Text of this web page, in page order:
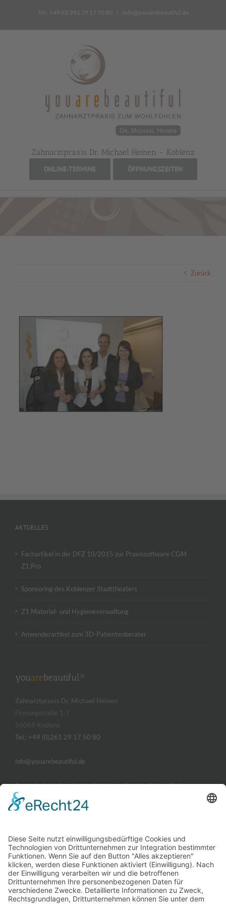
springen
Tel.: +49 (0) 261 29 17 50 80 info@youarebeautiful.de
Zahnarztpraxis Dr. Michael Heinen - Koblenz
ONLINE-TERMINE ÖFFNUNGSZEITEN
Zurück
AKTUELLES
Fachartikel in der DFZ 10/2015 zur Praxissoftware CGM
Z1.Pro
Sponsoring des Koblenzer Stadttheaters
Z1 Material- und Hygieneverwaltung
Anwenderartikel zum 3D-Patientenberater
youarebeautiful®
Zahnarztpraxis Dr. Michael Heinen
Firmungstraße 1-7
56068 Koblenz
Tel.: +49 (0)261 29 17 50 80
info@youarebeautiful.de
Parkmöglichkeitenfinden Sie in der offiziellen Görres-Tiefgarage.
Montag, Dienstag und Donnerstag
09:00 - 14:00 und 15:00 - 19:00 Uhr
Mittwoch und Freitag
09:00 - 14:00 Uhr